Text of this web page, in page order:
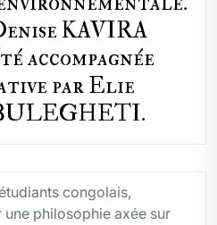
KAVIRA
accompagnée
par Elie
congolais,
une philosophie axée sur